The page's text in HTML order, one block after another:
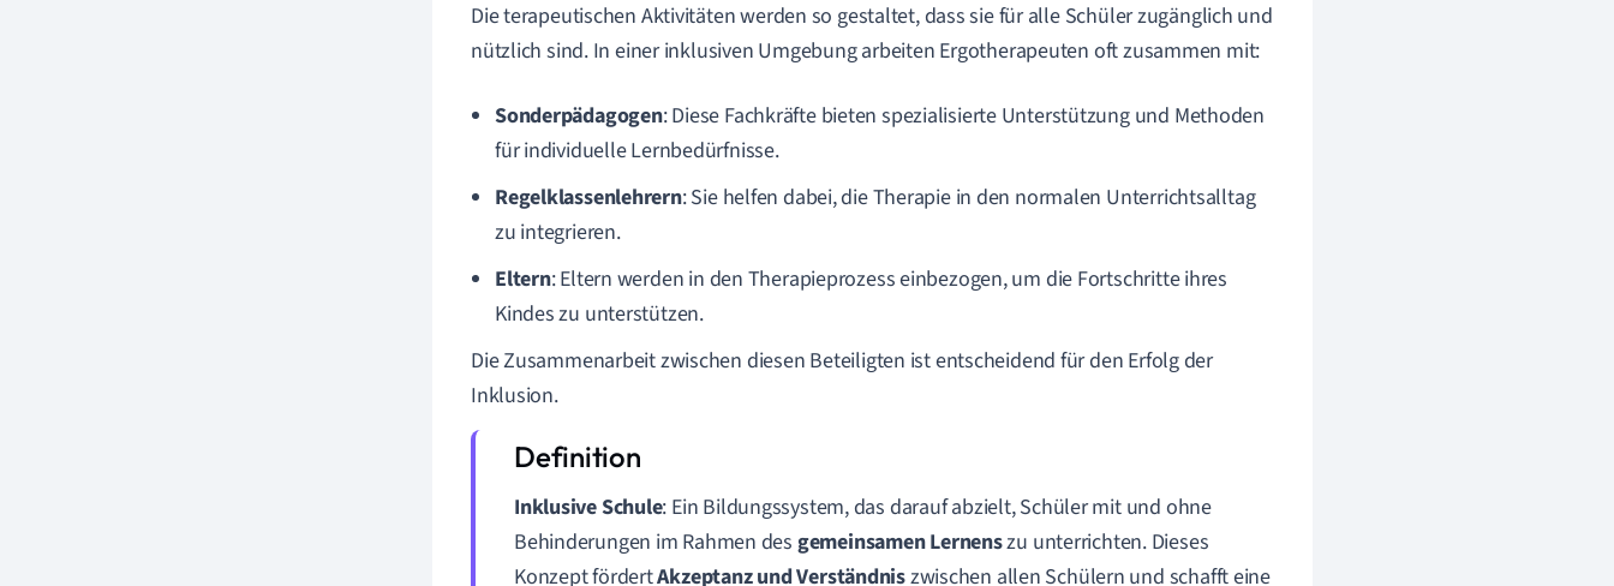
Die terapeutischen Aktivitäten werden so gestaltet, dass sie für alle Schüler zugänglich und
nützlich sind. In einer inklusiven Umgebung arbeiten Ergotherapeuten oft zusammen mit:
Sonderpädagogen: Diese Fachkräfte bieten spezialisierte Unterstützung und Methoden
für individuelle Lernbedürfnisse.
Regelklassenlehrern: Sie helfen dabei, die Therapie in den normalen Unterrichtsalltag
zu integrieren.
Eltern: Eltern werden in den Therapieprozess einbezogen, um die Fortschritte ihres
Kindes zu unterstützen.
Die Zusammenarbeit zwischen diesen Beteiligten ist entscheidend für den Erfolg der
Inklusion.
Inklusive Schule: Ein Bildungssystem, das darauf abzielt, Schüler mit und ohne
Behinderungen im Rahmen des gemeinsamen Lernenszu unterrichten. Dieses
Konzept fördertAkzeptanz und Verständniszwischen allen Schülern und schafft eine